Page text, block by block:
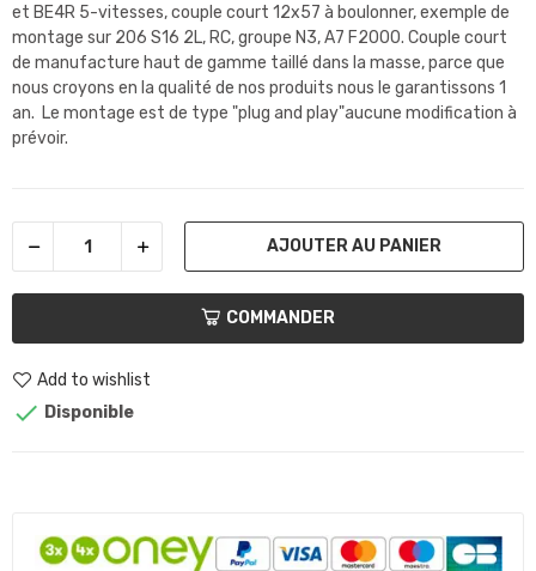
et BE4R 5-vitesses, couple court 12x57 à boulonner, exemple de
montage sur 206 S16 2L, RC, groupe N3, A7 F2000. Couple court
de manufacture haut de gamme taillé dans la masse, parce que
nous croyons en la qualité de nos produits nous le garantissons 1
an. Le montage est de type "plug and play"aucune modification à
prévoir.
AJOUTER AU PANIER
COMMANDER
Add to wishlist
 Disponible